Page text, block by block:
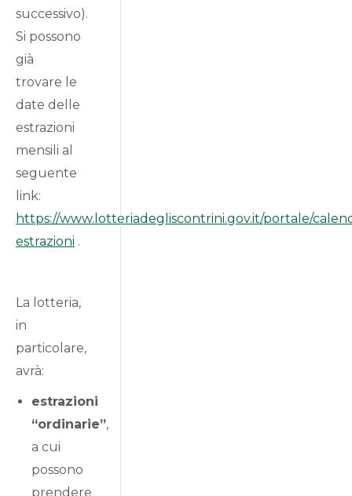
successivo).
Si possono
già
trovare le
date delle
estrazioni
mensili al
seguente
link:
https://www.lotteriadegliscontrini.gov.it/portale/
estrazioni .
La lotteria,
in
particolare,
avrà:
estrazioni
“ordinarie”,
a cui
possono
prendere